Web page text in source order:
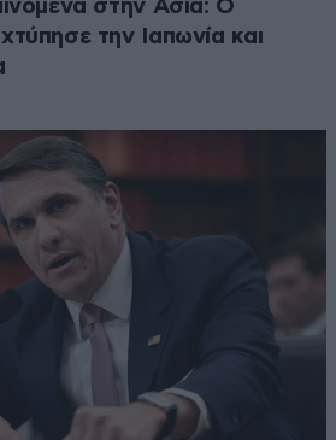
στην Ασία: Ο
την Ιαπωνία και